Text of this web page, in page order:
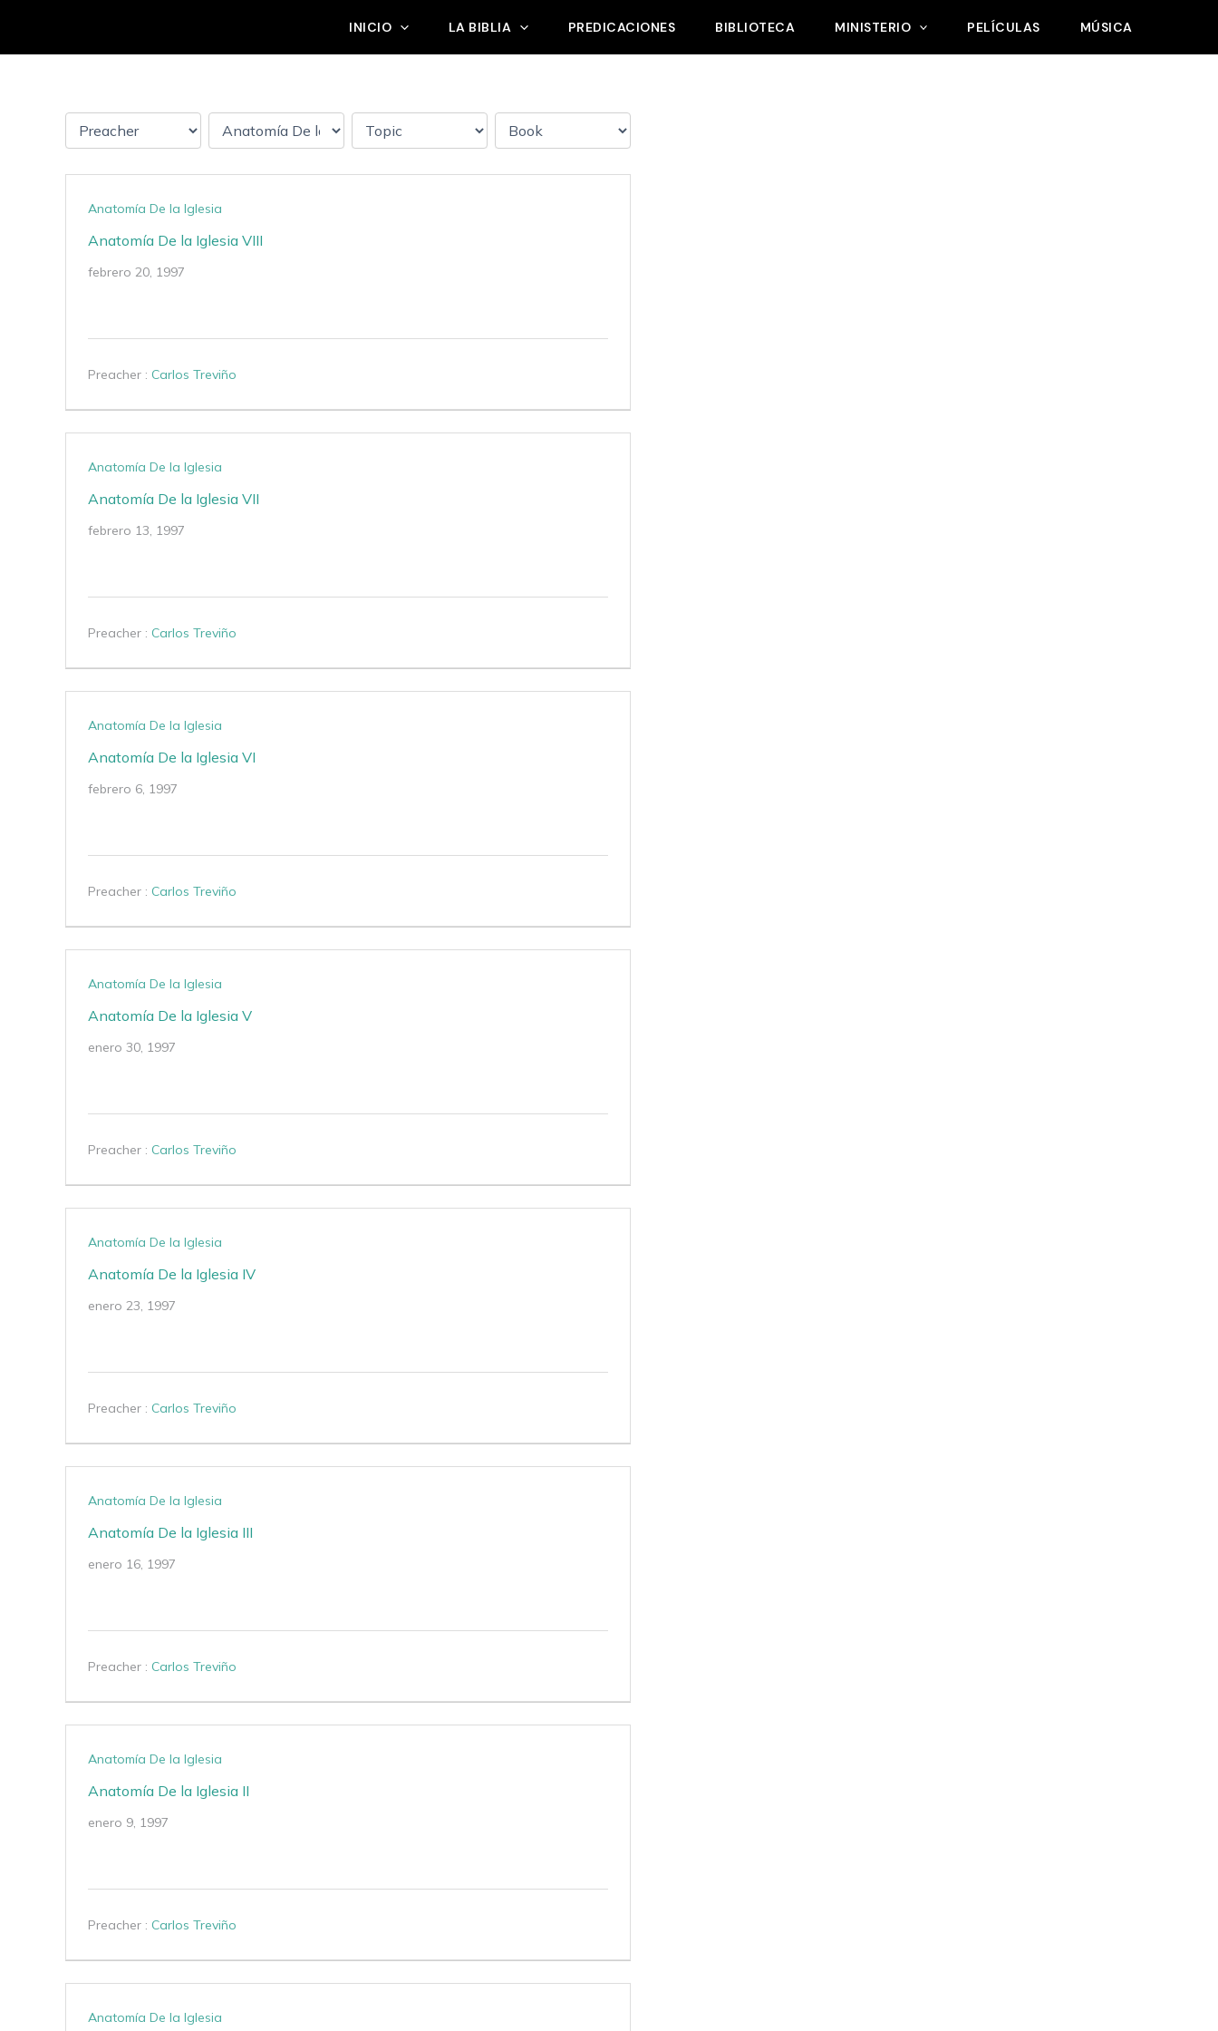
contenido
INICIO LA BIBLIA PREDICACIONES BIBLIOTECA MINISTERIO PELÍCULAS MÚSICA
Anatomía De la Iglesia
Anatomía De la Iglesia VIII
febrero 20, 1997
Preacher : Carlos Treviño
Anatomía De la Iglesia
Anatomía De la Iglesia VII
febrero 13, 1997
Preacher : Carlos Treviño
Anatomía De la Iglesia
Anatomía De la Iglesia VI
febrero 6, 1997
Preacher : Carlos Treviño
Anatomía De la Iglesia
Anatomía De la Iglesia V
enero 30, 1997
Preacher : Carlos Treviño
Anatomía De la Iglesia
Anatomía De la Iglesia IV
enero 23, 1997
Preacher : Carlos Treviño
Anatomía De la Iglesia
Anatomía De la Iglesia III
enero 16, 1997
Preacher : Carlos Treviño
Anatomía De la Iglesia
Anatomía De la Iglesia II
enero 9, 1997
Preacher : Carlos Treviño
Anatomía De la Iglesia